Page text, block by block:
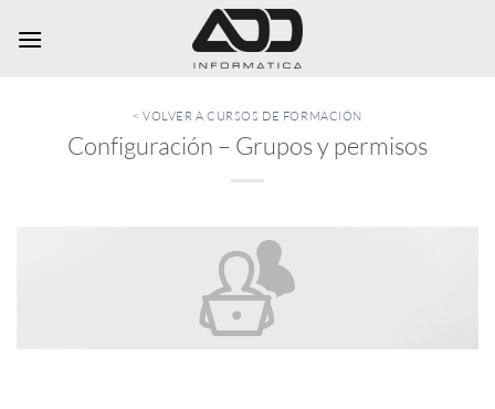
< VOLVER A CURSOS DE FORMACIÓN
Configuración – Grupos y permisos